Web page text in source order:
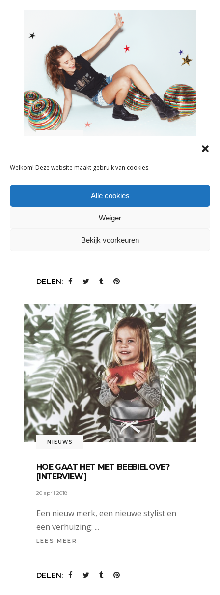
Welkom! Deze website maakt gebruik van cookies.
Alle cookies
Weiger
Bekijk voorkeuren
NIEUWS
RETOUR DENIM DE LUXE LANCEERT
COLLECTIE MET STERRE KONING
[INTERVIEW]
Jeanslabel Retour Denim de Luxe
DELEN:
NIEUWS
HOE GAAT HET MET BEEBIELOVE?
[INTERVIEW]
20 april 2018
Een nieuw merk, een nieuwe stylist en
een verhuizing:
LEES MEER
DELEN: